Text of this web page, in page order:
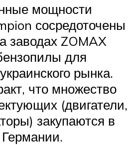
мощности
сосредоточены
заводах ZOMAX
для
рынка.
что множество
(двигатели,
закупаются в